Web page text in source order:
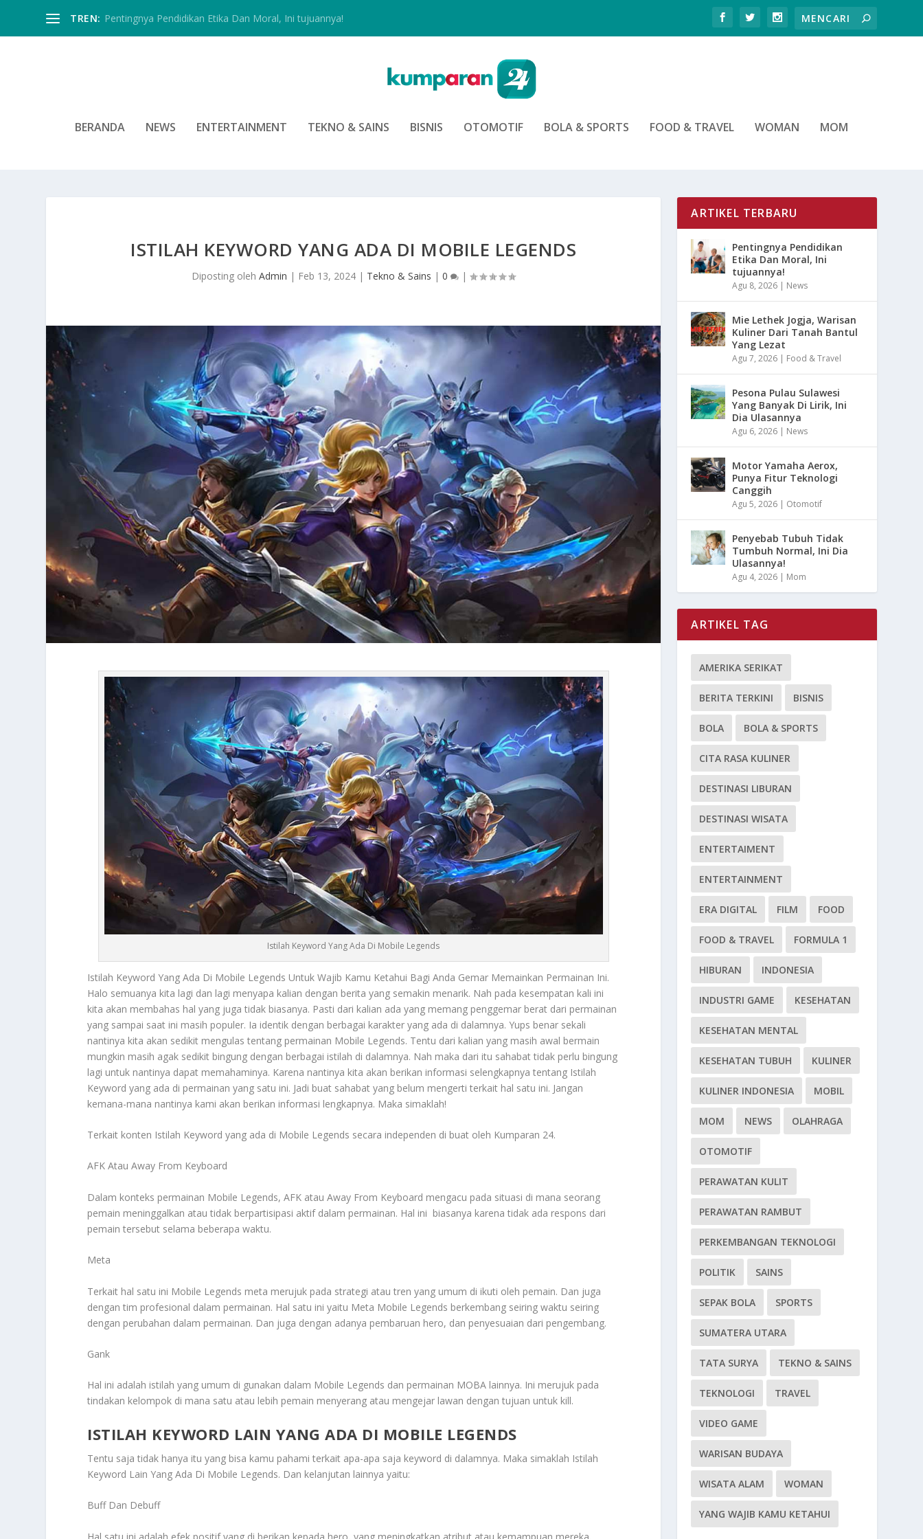
TREN: Pentingnya Pendidikan Etika Dan Moral, Ini tujuannya!
BERANDA NEWS ENTERTAINMENT TEKNO & SAINS BISNIS OTOMOTIF BOLA & SPORTS FOOD & TRAVEL WOMAN MOM
ISTILAH KEYWORD YANG ADA DI MOBILE LEGENDS
Diposting olehAdmin | Feb 13, 2024 | Tekno & Sains |0 |
Istilah Keyword Yang Ada Di Mobile Legends
Istilah Keyword Yang Ada Di Mobile Legends Untuk Wajib Kamu Ketahui Bagi Anda Gemar Memainkan Permainan Ini.
Halo semuanya kita lagi dan lagi menyapa kalian dengan berita yang semakin menarik. Nah pada kesempatan kali ini
kita akan membahas hal yang juga tidak biasanya. Pasti dari kalian ada yang memang penggemar berat dari permainan
yang sampai saat ini masih populer. Ia identik dengan berbagai karakter yang ada di dalamnya. Yups benar sekali
nantinya kita akan sedikit mengulas tentang permainan Mobile Legends. Tentu dari kalian yang masih awal bermain
mungkin masih agak sedikit bingung dengan berbagai istilah di dalamnya. Nah maka dari itu sahabat tidak perlu bingung
lagi untuk nantinya dapat memahaminya. Karena nantinya kita akan berikan informasi selengkapnya tentang Istilah
Keyword yang ada di permainan yang satu ini. Jadi buat sahabat yang belum mengerti terkait hal satu ini. Jangan
kemana-mana nantinya kami akan berikan informasi lengkapnya. Maka simaklah!
Terkait konten Istilah Keyword yang ada di Mobile Legends secara independen di buat oleh Kumparan 24.
AFK Atau Away From Keyboard
Dalam konteks permainan Mobile Legends, AFK atau Away From Keyboard mengacu pada situasi di mana seorang
pemain meninggalkan atau tidak berpartisipasi aktif dalam permainan. Hal ini biasanya karena tidak ada respons dari
pemain tersebut selama beberapa waktu.
Meta
Terkait hal satu ini Mobile Legends meta merujuk pada strategi atau tren yang umum di ikuti oleh pemain. Dan juga
dengan tim profesional dalam permainan. Hal satu ini yaitu Meta Mobile Legends berkembang seiring waktu seiring
dengan perubahan dalam permainan. Dan juga dengan adanya pembaruan hero, dan penyesuaian dari pengembang.
Gank
Hal ini adalah istilah yang umum di gunakan dalam Mobile Legends dan permainan MOBA lainnya. Ini merujuk pada
tindakan kelompok di mana satu atau lebih pemain menyerang atau mengejar lawan dengan tujuan untuk kill.
ISTILAH KEYWORD LAIN YANG ADA DI MOBILE LEGENDS
Tentu saja tidak hanya itu yang bisa kamu pahami terkait apa-apa saja keyword di dalamnya. Maka simaklah Istilah
Keyword Lain Yang Ada Di Mobile Legends. Dan kelanjutan lainnya yaitu:
Buff Dan Debuff
Hal satu ini adalah efek positif yang di berikan kepada hero, yang meningkatkan atribut atau kemampuan mereka.
ARTIKEL TERBARU
Pentingnya Pendidikan
Etika Dan Moral, Ini
tujuannya!
Agu 8, 2026 | News
Mie Lethek Jogja, Warisan
Kuliner Dari Tanah Bantul
Yang Lezat
Agu 7, 2026 | Food & Travel
Pesona Pulau Sulawesi
Yang Banyak Di Lirik, Ini
Dia Ulasannya
Agu 6, 2026 | News
Motor Yamaha Aerox,
Punya Fitur Teknologi
Canggih
Agu 5, 2026 | Otomotif
Penyebab Tubuh Tidak
Tumbuh Normal, Ini Dia
Ulasannya!
Agu 4, 2026 | Mom
ARTIKEL TAG
AMERIKA SERIKAT
BERITA TERKINI BISNIS
BOLA BOLA & SPORTS
CITA RASA KULINER
DESTINASI LIBURAN
DESTINASI WISATA
ENTERTAIMENT
ENTERTAINMENT
ERA DIGITAL FILM FOOD
FOOD & TRAVEL FORMULA 1
HIBURAN INDONESIA
INDUSTRI GAME KESEHATAN
KESEHATAN MENTAL
KESEHATAN TUBUH KULINER
KULINER INDONESIA MOBIL
MOM NEWS OLAHRAGA
OTOMOTIF
PERAWATAN KULIT
PERAWATAN RAMBUT
PERKEMBANGAN TEKNOLOGI
POLITIK SAINS
SEPAK BOLA SPORTS
SUMATERA UTARA
TATA SURYA TEKNO & SAINS
TEKNOLOGI TRAVEL
VIDEO GAME
WARISAN BUDAYA
WISATA ALAM WOMAN
YANG WAJIB KAMU KETAHUI